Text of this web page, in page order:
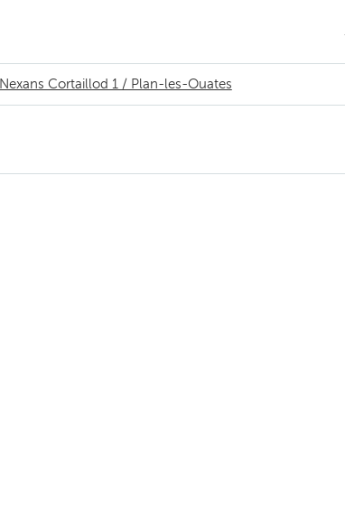
Nexans Cortaillod 1 / Plan-les-Ouates